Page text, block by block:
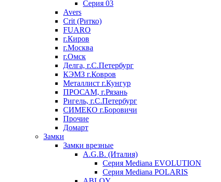
Серия 03
Avers
Crit (Ритко)
FUARO
г.Киров
г.Москва
г.Омск
Делга, г.С.Петербург
КЭМЗ г.Ковров
Металлист г.Кунгур
ПРОСАМ, г.Рязань
Ригель, г.С.Петербург
СИМЕКО г.Боровичи
Прочие
Домарт
Замки
Замки врезные
A.G.B. (Италия)
Серия Mediana EVOLUTION
Серия Mediana POLARIS